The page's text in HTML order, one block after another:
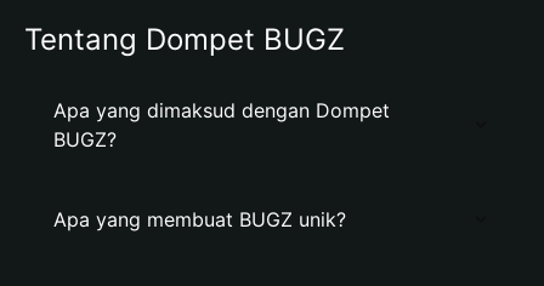
Tentang Dompet BUGZ
Apa yang dimaksud dengan Dompet
BUGZ?
Apa yang membuat BUGZ unik?